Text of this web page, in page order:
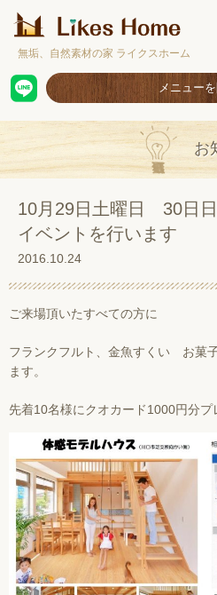
無垢、自然素材の家 ライクスホーム
メニューを
ホーム
コンセプト
施工事例
取扱商品
ショールームのご案内
お
10月29日土曜日 30日
イベントを行います
2016.10.24
ご来場頂いたすべての方に
フランクフルト、金魚すくい お菓
ます。
先着10名様にクオカード1000円分プ